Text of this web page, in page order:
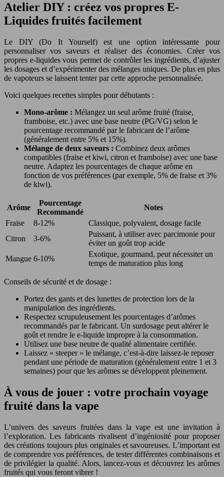
Atelier DIY : créez vos propres E-
Liquides fruités facilement
Le DIY (Do It Yourself) est une option intéressante pour
personnaliser vos saveurs et réaliser des économies. Créer vos
propres e-liquides vous permet de contrôler les ingrédients, d’ajuster
les dosages et d’expérimenter des mélanges uniques. De plus en plus
de vapoteurs se laissent tenter par cette approche personnalisée.
Voici quelques recettes simples pour débutants :
Mono-arôme : Mélangez un seul arôme fruité (fraise,
framboise, etc.) avec une base neutre (PG/VG) selon le
pourcentage recommandé par le fabricant de l’arôme
(généralement entre 5% et 15%).
Mélange de deux saveurs : Combinez deux arômes
compatibles (fraise et kiwi, citron et framboise) avec une base
neutre. Adaptez les pourcentages de chaque arôme en
fonction de vos préférences (par exemple, 5% de fraise et 3%
de kiwi).
Arôme
Pourcentage
Recommandé
Notes
Fraise
8-12%
Classique, polyvalent, dosage facile
Citron
3-6%
Puissant, à utiliser avec parcimonie pour
éviter un goût trop acide
Mangue 6-10%
Exotique, gourmand, peut nécessiter un
temps de maturation plus long
Conseils de sécurité et de dosage :
Portez des gants et des lunettes de protection lors de la
manipulation des ingrédients.
Respectez scrupuleusement les pourcentages d’arômes
recommandés par le fabricant. Un surdosage peut altérer le
goût et rendre le e-liquide impropre à la consommation.
Utilisez une base neutre de qualité alimentaire certifiée.
Laissez « steeper » le mélange, c’est-à-dire laissez-le reposer
pendant une période de maturation (généralement entre 1 et 3
semaines) pour que les arômes se développent pleinement.
À vous de jouer : votre prochain voyage
fruité dans la vape
L’univers des saveurs fruitées dans la vape est une invitation à
l’exploration. Les fabricants rivalisent d’ingéniosité pour proposer
des créations toujours plus originales et savoureuses. L’important est
de comprendre vos préférences, de tester différentes combinaisons et
de privilégier la qualité. Alors, lancez-vous et découvrez les arômes
fruités qui vous feront vibrer !